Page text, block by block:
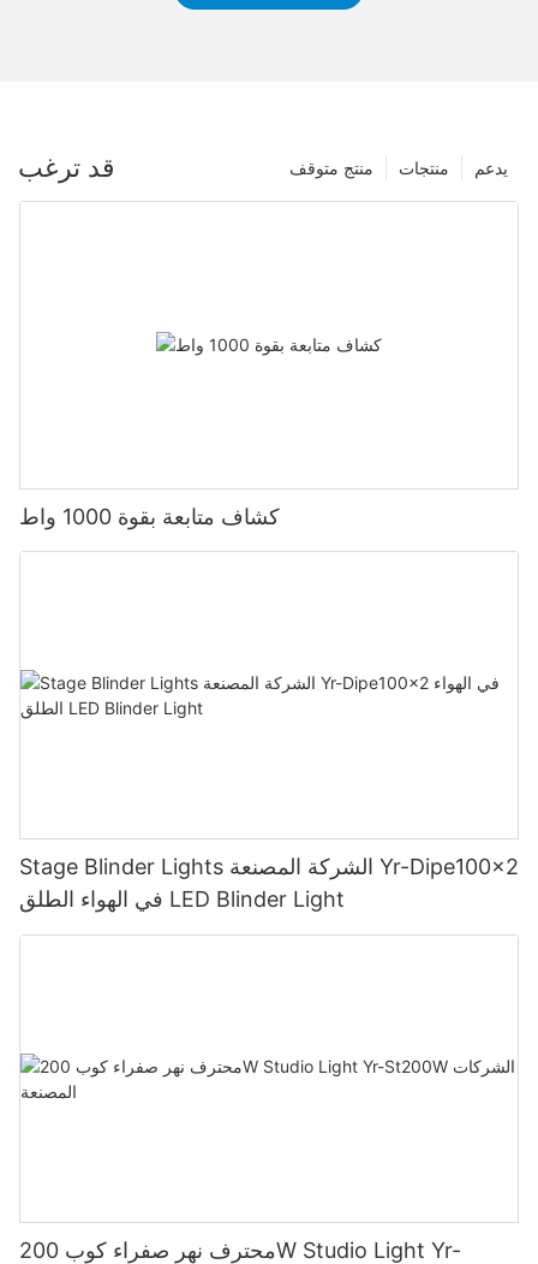
قد ترغب يدعم منتجات منتج متوقف
كشاف متابعة بقوة 1000 واط
Stage Blinder Lights الشركة المصنعة Yr-Dipe100x2
في الهواء الطلق LED Blinder Light
محترف نهر صفراء كوب 200W Studio Light Yr-